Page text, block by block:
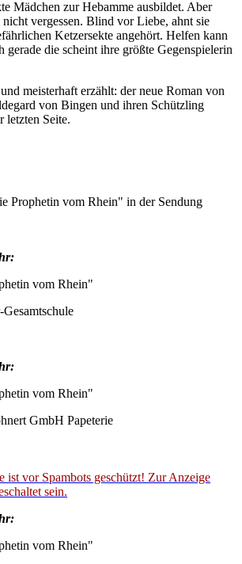
Mädchen zur Hebamme ausbildet. Aber
vergessen. Blind vor Liebe, ahnt sie
Ketzersekte angehört. Helfen kann
gerade die scheint ihre größte Gegenspielerin
meisterhaft erzählt: der neue Roman von
von Bingen und ihren Schützling
letzten Seite.
Prophetin vom Rhein" in der Sendung
vom Rhein"
vom Rhein"
GmbH Papeterie
ist vor Spambots geschützt! Zur Anzeige
sein.
vom Rhein"